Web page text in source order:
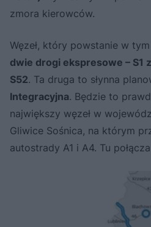
zmora kierowców.
Węzeł, który powstanie w
dwie drogi ekspresowe – S1
S52. Ta druga to słynna
Integracyjna. Będzie to
największy węzeł w
Gliwice Sośnica, na którym
autostrady A1 i A4. Tu